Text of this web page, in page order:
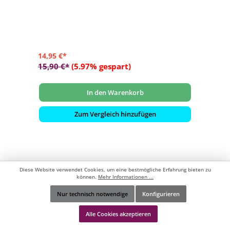
14,95 €*
15,90 €* (5.97% gespart)
In den Warenkorb
Zum Vergleich hinzufügen
Werkzeugleiste anzeigen
Diese Website verwendet Cookies, um eine bestmögliche Erfahrung bieten zu
können. Mehr Informationen ...
Nur technisch notwendige Konfigurieren
Alle Cookies akzeptieren